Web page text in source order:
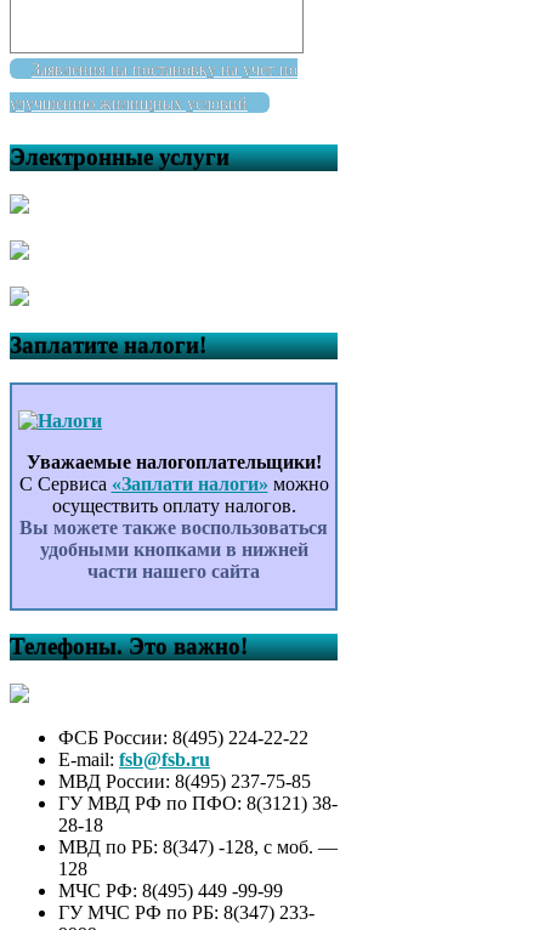
Заявления на постановку на учет по
улучшению жилищных условий
Электронные услуги
Заплатите налоги!
Уважаемые налогоплательщики!
С Сервиса «Заплати налоги» можно
осуществить оплату налогов.
Вы можете также воспользоваться
удобными кнопками в нижней
части нашего сайта
Телефоны. Это важно!
ФСБ России: 8(495) 224-22-22
E-mail: fsb@fsb.ru
МВД России: 8(495) 237-75-85
ГУ МВД РФ по ПФО: 8(3121) 38-
28-18
МВД по РБ: 8(347) -128, с моб. —
128
МЧС РФ: 8(495) 449 -99-99
ГУ МЧС РФ по РБ: 8(347) 233-